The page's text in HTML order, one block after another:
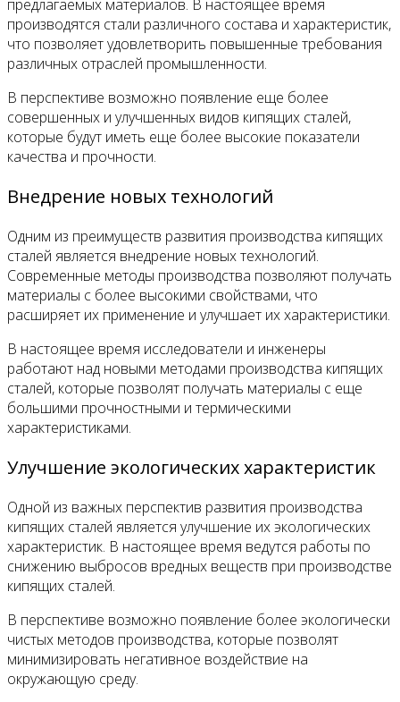
предлагаемых материалов. В настоящее время
производятся стали различного состава и характеристик,
что позволяет удовлетворить повышенные требования
различных отраслей промышленности.
В перспективе возможно появление еще более
совершенных и улучшенных видов кипящих сталей,
которые будут иметь еще более высокие показатели
качества и прочности.
Внедрение новых технологий
Одним из преимуществ развития производства кипящих
сталей является внедрение новых технологий.
Современные методы производства позволяют получать
материалы с более высокими свойствами, что
расширяет их применение и улучшает их характеристики.
В настоящее время исследователи и инженеры
работают над новыми методами производства кипящих
сталей, которые позволят получать материалы с еще
большими прочностными и термическими
характеристиками.
Улучшение экологических характеристик
Одной из важных перспектив развития производства
кипящих сталей является улучшение их экологических
характеристик. В настоящее время ведутся работы по
снижению выбросов вредных веществ при производстве
кипящих сталей.
В перспективе возможно появление более экологически
чистых методов производства, которые позволят
минимизировать негативное воздействие на
окружающую среду.